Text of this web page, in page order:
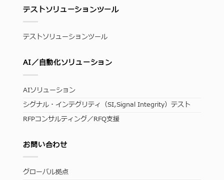
テストソリューションツール
テストソリューションツール
AI／自動化ソリューション
AIソリューション
シグナル・インテグリティ（SI,Signal Integrity）テスト
RFPコンサルティング／RFQ支援
お問い合わせ
グローバル拠点